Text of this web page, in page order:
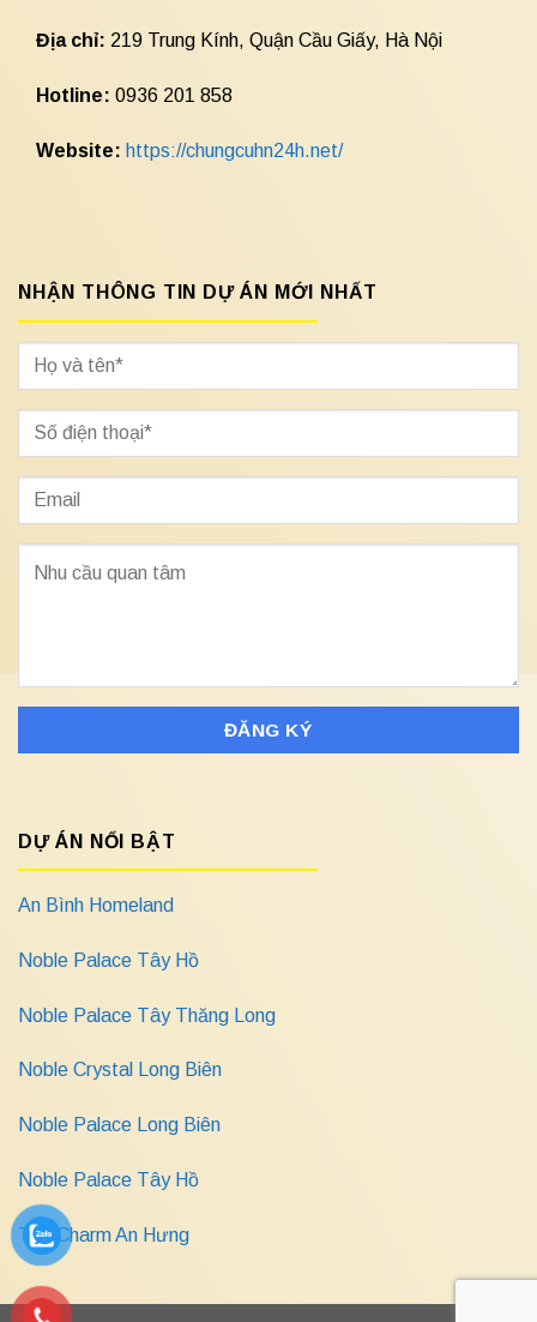
Địa chỉ: 219 Trung Kính, Quận Cầu Giấy, Hà Nội
Hotline: 0936 201 858
Website: https://chungcuhn24h.net/
NHẬN THÔNG TIN DỰ ÁN MỚI NHẤT
DỰ ÁN NỔI BẬT
An Bình Homeland
Noble Palace Tây Hồ
Noble Palace Tây Thăng Long
Noble Crystal Long Biên
Noble Palace Long Biên
Noble Palace Tây Hồ
The Charm An Hưng